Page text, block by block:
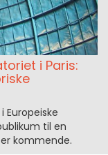
i Paris:
Europeiske
til en
kommende.